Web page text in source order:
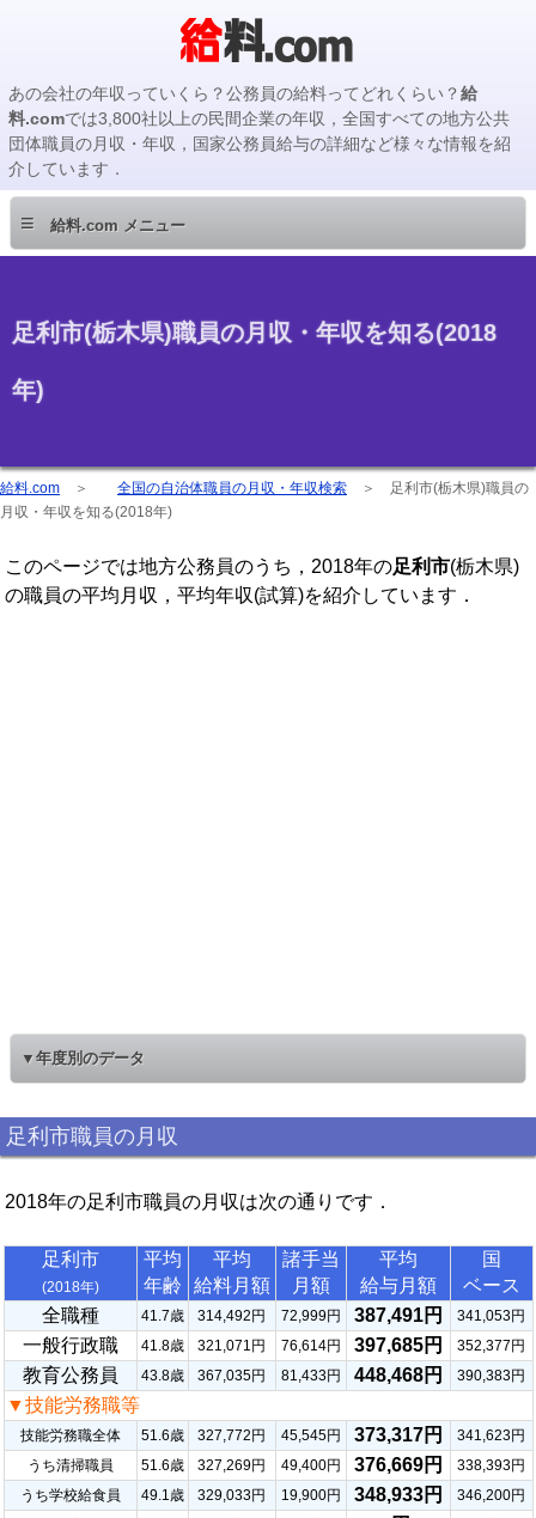
あの会社の年収っていくら？公務員の給料ってどれくらい？給
料.comでは3,800社以上の民間企業の年収，全国すべての地方公共
団体職員の月収・年収，国家公務員給与の詳細など様々な情報を紹
介しています．
≡ 給料.com メニュー
足利市(栃木県)職員の月収・年収を知る(2018
年)
給料.com ＞ 全国の自治体職員の月収・年収検索 ＞ 足利市(栃木県)職員の
月収・年収を知る(2018年)
このページでは地方公務員のうち，2018年の足利市(栃木県)
の職員の平均月収，平均年収(試算)を紹介しています．
▼年度別のデータ
足利市職員の月収
2018年の足利市職員の月収は次の通りです．
足利市
(2018年)
平均
年齢
平均
給料月額
諸手当
月額
平均
給与月額
国
ベース
全職種
41.7歳 314,492円 72,999円 387,491円 341,053円
一般行政職 41.8歳 321,071円 76,614円 397,685円 352,377円
教育公務員 43.8歳 367,035円 81,433円 448,468円 390,383円
▼技能労務職等
技能労務職全体 51.6歳 327,772円 45,545円 373,317円
341,623円
うち清掃職員
51.6歳 327,269円 49,400円 376,669円
338,393円
うち学校給食員
49.1歳 329,033円 19,900円 348,933円
346,200円